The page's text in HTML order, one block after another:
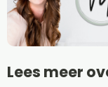
Lees meer